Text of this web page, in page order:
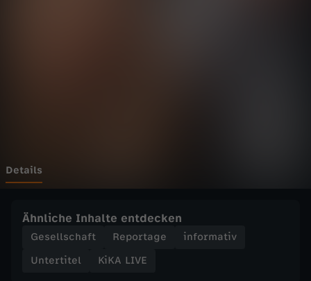
b
s
Details
Ähnliche Inhalte entdecken
Gesellschaft Reportage
informativ
Untertitel
KiKA LIVE